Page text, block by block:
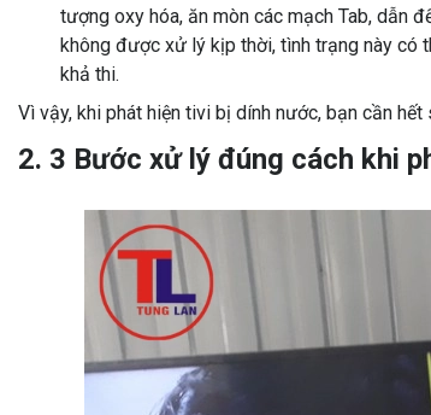
tượng oxy hóa, ăn mòn các mạch Tab, dẫn
không được xử lý kịp thời, tình trạng này có
khả thi.
Vì vậy, khi phát hiện tivi bị dính nước, bạn cần
2. 3 Bước xử lý đúng cách khi